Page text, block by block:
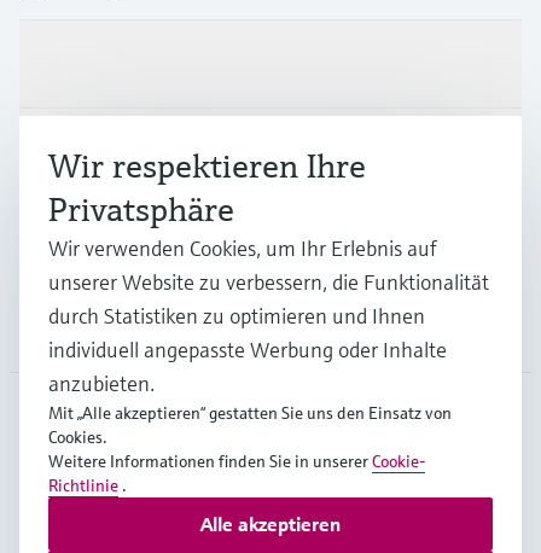
Branchen
Support
Unternehmen
CHE
Copyright © Endress+Hauser Group Services AG
Wir respektieren Ihre
Privatsphäre
Wir verwenden Cookies, um Ihr Erlebnis auf
unserer Website zu verbessern, die Funktionalität
durch Statistiken zu optimieren und Ihnen
individuell angepasste Werbung oder Inhalte
anzubieten.
Mit „Alle akzeptieren“ gestatten Sie uns den Einsatz von
Cookies.
Weitere Informationen finden Sie in unsererCookie-
Richtlinie .
Alle akzeptieren